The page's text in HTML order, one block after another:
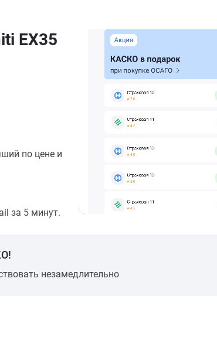
EX35
по цене и
за 5 минут.
незамедлительно